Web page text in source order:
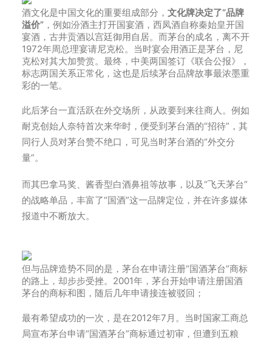
酒文化是中国文化的重要组成部分， 文化牌决定了“品牌
溢价” ，例如汾酒主打开国宴酒，西凤酒自称秦始皇开国
宴酒，古井贡酒以宫廷御用自居。而茅台的成名，离不开
1972年周总理宴请尼克松。当时宴会用酒正是茅台，尼
克松对其大加赞赏。最终，中美两国签订《联合公报》，
标志两国关系正常化，这也是后续茅台品牌故事最浓墨重
彩的一笔。
此后茅台一直活跃在外交场所，从政要到来往商人。例如
耐克创始人奈特首次来华时，便受到茅台酒的“招待”，其
同行人员对茅台赞不绝口，可见当时茅台酒的“外交分
量”。
而其巴拿马奖、酱香型白酒鼻祖等故事，以及“飞天茅台”
的战略单品，丰富了“国酒”这一品牌定位，并在许多媒体
报道中不断放大。
但与品牌造势不同的是，茅台在申请注册“国酒茅台”商标
的路上，却步步受挫。2001年，茅台开始申请注册国酒
茅台的商标和图，随后几年申请接连被驳回；
最有希望成功的一次，是在2012年7月。当时国家工商总
局宣布茅台申请“国酒茅台”商标通过初审，但遭到五粮